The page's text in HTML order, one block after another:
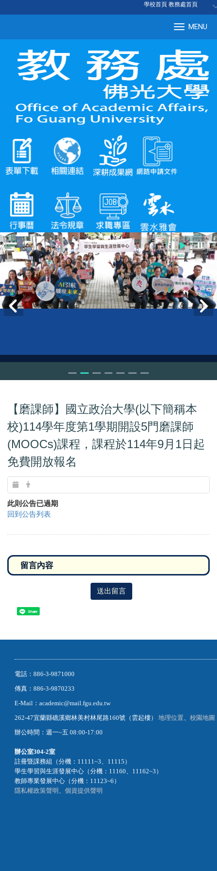
學校首頁 教務處首頁
MENU
【磨課師】國立政治大學(以下簡稱本
校)114學年度第1學期開設5門磨課師
(MOOCs)課程，課程於114年9月1日起
免費開放報名
此則公告已過期
回到公告列表
送出留言
Share
電話：886-3-9871000
傳真：886-3-9870233
E-Mail：academic@mail.fgu.edu.tw
262-47宜蘭縣礁溪鄉林美村林尾路160號（雲起樓） 地理位置
校園地圖
辦公時間：週一~五 08:00-17:00
辦公室304-2室
註冊暨課務組（分機：11111~3、11115）
學生學習與生涯發展中心（分機：11160、11162~3）
教師專業發展中心（分機：11123~6）
隱私權政策聲明
個資提供聲明